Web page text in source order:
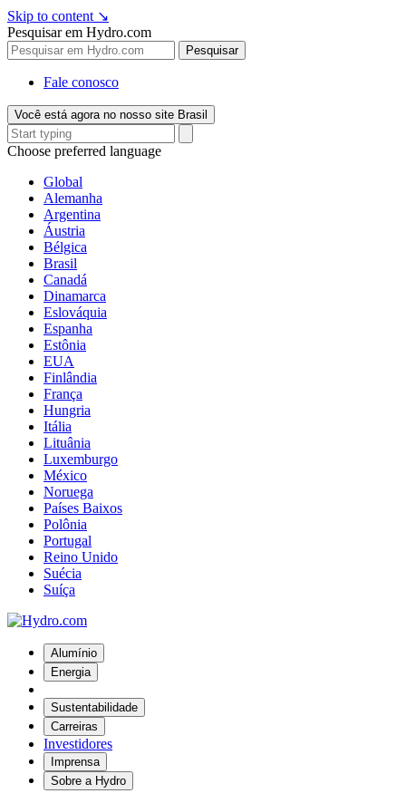
Skip to content ↘
Pesquisar em Hydro.com
Pesquisar
Fale conosco
Você está agora no nosso site Brasil
Choose preferred language
Global
Alemanha
Argentina
Áustria
Bélgica
Brasil
Canadá
Dinamarca
Eslováquia
Espanha
Estônia
EUA
Finlândia
França
Hungria
Itália
Lituânia
Luxemburgo
México
Noruega
Países Baixos
Polônia
Portugal
Reino Unido
Suécia
Suíça
Alumínio
Energia
Sustentabilidade
Carreiras
Investidores
Imprensa
Sobre a Hydro